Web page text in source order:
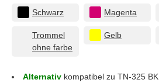
Schwarz Magenta
Trommel
ohne farbe
Gelb
Alternativ kompatibel zu TN-325 BK